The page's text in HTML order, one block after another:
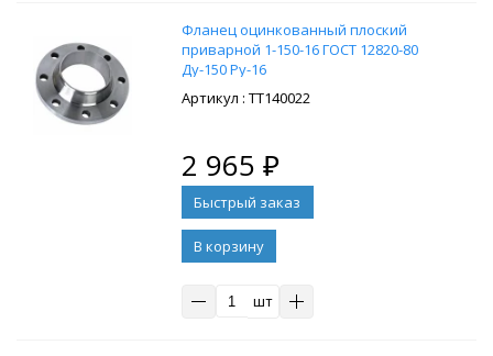
Фланец оцинкованный плоский
приварной 1-150-16 ГОСТ 12820-80
Ду-150 Ру-16
: ТТ140022
2 965 ₽
В корзину
шт